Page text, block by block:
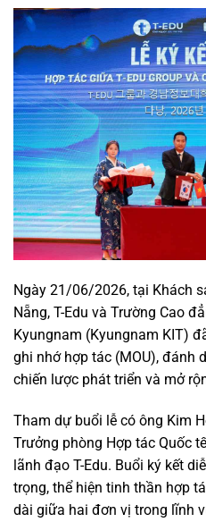
Ngày 21/06/2026, tại Khách
Nẵng, T-Edu và Trường Cao
Kyungnam (Kyungnam KIT)
ghi nhớ hợp tác (MOU), đánh
chiến lược phát triển và mở
Tham dự buổi lễ có ông Kim
Trưởng phòng Hợp tác Quốc
lãnh đạo T-Edu. Buổi ký kết
trọng, thể hiện tinh thần hợp
dài giữa hai đơn vị trong lĩnh